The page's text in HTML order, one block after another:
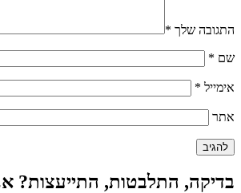
התגובה שלך *
שם *
אימייל *
אתר
בדיקה, התלבטות, התייעצות?